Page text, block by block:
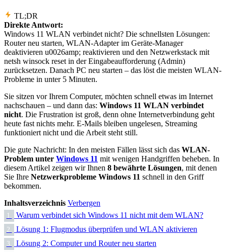
TL;DR
Direkte Antwort:
Windows 11 WLAN verbindet nicht? Die schnellsten Lösungen:
Router neu starten, WLAN-Adapter im Geräte-Manager
deaktivieren u0026amp; reaktivieren und den Netzwerkstack mit
netsh winsock reset in der Eingabeaufforderung (Admin)
zurücksetzen. Danach PC neu starten – das löst die meisten WLAN-
Probleme in unter 5 Minuten.
Sie sitzen vor Ihrem Computer, möchten schnell etwas im Internet
nachschauen – und dann das: Windows 11 WLAN verbindet
nicht. Die Frustration ist groß, denn ohne Internetverbindung geht
heute fast nichts mehr. E-Mails bleiben ungelesen, Streaming
funktioniert nicht und die Arbeit steht still.
Die gute Nachricht: In den meisten Fällen lässt sich das WLAN-
Problem unter Windows 11 mit wenigen Handgriffen beheben. In
diesem Artikel zeigen wir Ihnen 8 bewährte Lösungen, mit denen
Sie Ihre Netzwerkprobleme Windows 11 schnell in den Griff
bekommen.
Inhaltsverzeichnis Verbergen
1. Warum verbindet sich Windows 11 nicht mit dem WLAN?
2. Lösung 1: Flugmodus überprüfen und WLAN aktivieren
3. Lösung 2: Computer und Router neu starten